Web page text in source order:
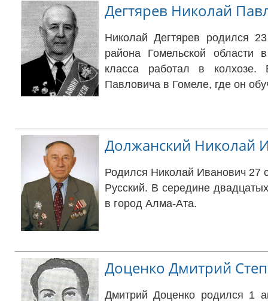
Дегтярев Николай
Николай Дегтярев родился
района Гомельской области
класса работал в колхозе.
Павловича в Гомеле, где он
Должанский Николай
Родился Николай Иванович 27
Русский. В середине
в город Алма-Ата.
Доценко Дмитрий
Дмитрий Доценко родился 1